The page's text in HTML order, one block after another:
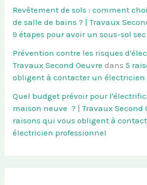
Revêtement de sols : comment
de salle de bains ? | Travaux
9 étapes pour avoir un sous-sol sec
Prévention contre les risques
Travaux Second Oeuvre dans5
obligent à contacter un électricien
Quel budget prévoir pour
maison neuve ? | Travaux Second
raisons qui vous obligent à
électricien professionnel